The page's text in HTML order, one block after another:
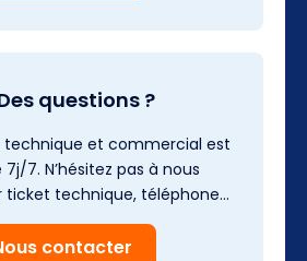
questions ?
technique et commercial est
7. N’hésitez pas à nous
technique, téléphone…
contacter